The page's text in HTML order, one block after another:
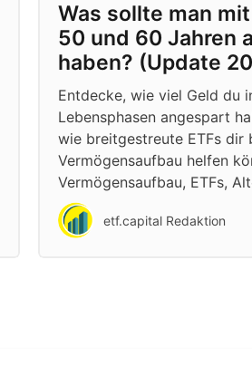
Was sollte man
50 und 60 Jahren
haben? (Update
Entdecke, wie viel Geld du
Lebensphasen angespart
wie breitgestreute ETFs dir
Vermögensaufbau helfen
Vermögensaufbau, ETFs,
etf.capital Redaktion